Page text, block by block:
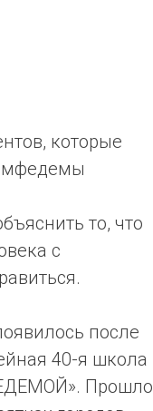
которые
то, что
с
после
40-я школа
Прошло